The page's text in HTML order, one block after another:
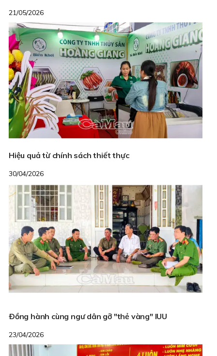
21/05/2026
Hiệu quả từ chính sách thiết thực
30/04/2026
Ðồng hành cùng ngư dân gỡ "thẻ vàng" IUU
23/04/2026